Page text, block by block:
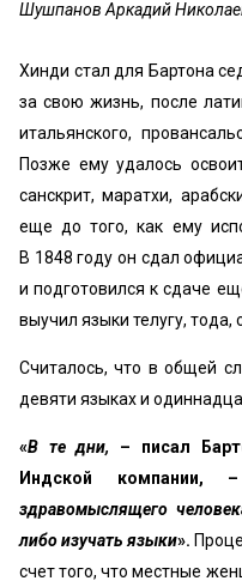
Шушпанов Аркадий
Хинди стал для Бартона
за свою жизнь, после
итальянского,
Позже ему удалось
санскрит, маратхи,
еще до того, как ему
В 1848 году он сдал
и подготовился к сдаче
выучил языки телугу, тода,
Считалось, что в общей
девяти языках и
«В те дни, – писал
Индской компании,
здравомыслящего
либо изучать языки».
счет того, что местные